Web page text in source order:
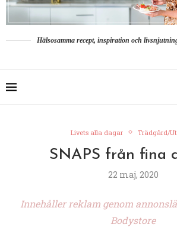
Hälsosamma recept, inspiration och
Livets alla dagar Trädgård/
SNAPS från fina
22 maj, 2020
Innehåller reklam genom
Bodystore